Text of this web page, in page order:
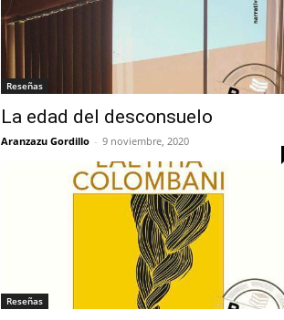
Reseñas
La edad del desconsuelo
Aranzazu Gordillo - 9 noviembre, 2020
Reseñas